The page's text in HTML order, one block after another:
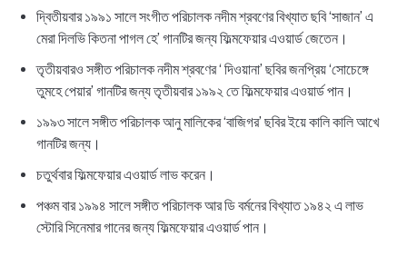
দ্বিতীয়বার ১৯৯১ সালে সংগীত পরিচালক নদীম শ্রবণের বিখ্যাত ছবি ‘সাজান’ এ
মেরা দিলভি কিতনা পাগল হে’ গানটির জন্য ফিল্মফেয়ার এওয়ার্ড জেতেন।
তৃতীয়বারও সঙ্গীত পরিচালক নদীম শ্রবণের ‘ দিওয়ানা’ ছবির জনপ্রিয় ‘সোচেঙ্গে
তুমহে পেয়ার’ গানটির জন্য তৃতীয়বার ১৯৯২ তে ফিল্মফেয়ার এওয়ার্ড পান।
১৯৯৩ সালে সঙ্গীত পরিচালক আনু মালিকের ‘বাজিগর’ ছবির ইয়ে কালি কালি আখে
গানটির জন্য।
চতুর্থবার ফিল্মফেয়ার এওয়ার্ড লাভ করেন।
পঞ্চম বার ১৯৯৪ সালে সঙ্গীত পরিচালক আর ডি বর্মনের বিখ্যাত ১৯৪২ এ লাভ
স্টোরি সিনেমার গানের জন্য ফিল্মফেয়ার এওয়ার্ড পান।